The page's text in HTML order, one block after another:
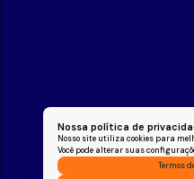
Nossa política de
Nosso site utiliza cookies para
Você pode alterar suas
Termos